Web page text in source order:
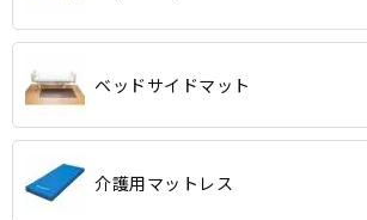
ベッドサイドマット
介護用マットレス